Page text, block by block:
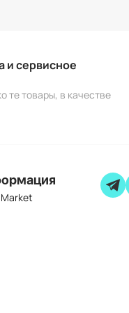
и сервисное
те товары, в качестве